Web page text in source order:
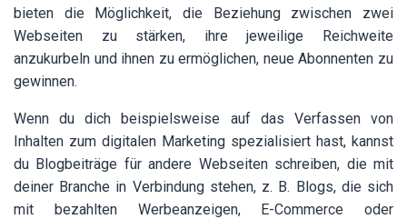
bieten die Möglichkeit, die Beziehung zwischen zwei
Webseiten zu stärken, ihre jeweilige Reichweite
anzukurbeln und ihnen zu ermöglichen, neue Abonnenten zu
gewinnen.
Wenn du dich beispielsweise auf das Verfassen von
Inhalten zum digitalen Marketing spezialisiert hast, kannst
du Blogbeiträge für andere Webseiten schreiben, die mit
deiner Branche in Verbindung stehen, z. B. Blogs, die sich
mit bezahlten Werbeanzeigen, E-Commerce oder